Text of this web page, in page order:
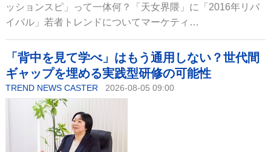
ッションスピ」って一体何？「天女界隈」に「2016年リバ
イバル」若者トレンドについてマーケティ…
「背中を見て学べ」はもう通用しない？世代間
ギャップを埋める実践型研修の可能性
TREND NEWS CASTER 2026-08-05 09:00